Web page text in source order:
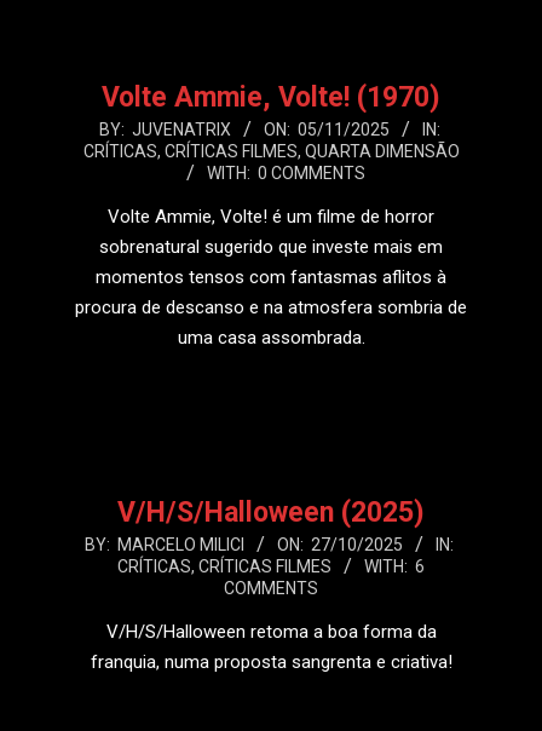
Volte Ammie, Volte! (1970)
2025-
11-
BY: JUVENATRIX ON: 05/11/2025
IN:
CRÍTICAS, CRÍTICAS FILMES, QUARTA DIMENSÃO
WITH: 0 COMMENTS
Volte Ammie, Volte! é um filme de horror
sobrenatural sugerido que investe mais em
momentos tensos com fantasmas aflitos à
procura de descanso e na atmosfera sombria de
uma casa assombrada.
V/H/S/Halloween (2025)
2025-
BY: MARCELO MILICI ON: 27/10/2025
IN:
CRÍTICAS, CRÍTICAS FILMES WITH: 6
COMMENTS
V/H/S/Halloween retoma a boa forma da
franquia, numa proposta sangrenta e criativa!